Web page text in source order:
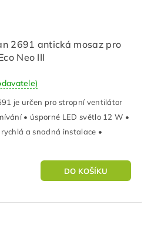
2691 antická mosaz pro
Neo III
je určen pro stropní ventilátor
• úsporné LED světlo 12 W •
a snadná instalace •